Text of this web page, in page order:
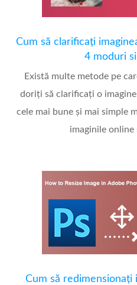
Cum să clarificați
4 moduri
Există multe metode pe
doriți să clarificați o
cele mai bune și mai simple
imaginile online
Cum să redimensionați